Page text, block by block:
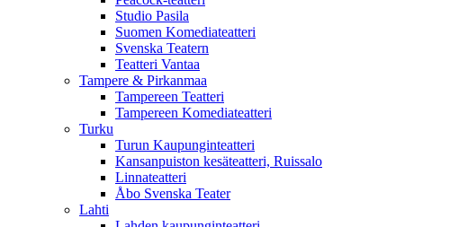
Studio Pasila
Suomen Komediateatteri
Svenska Teatern
Teatteri Vantaa
Tampere & Pirkanmaa
Tampereen Teatteri
Tampereen Komediateatteri
Turku
Turun Kaupunginteatteri
Kansanpuiston kesäteatteri, Ruissalo
Linnateatteri
Åbo Svenska Teater
Lahti